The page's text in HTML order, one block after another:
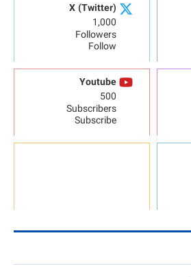
X (Twitter)
1,000
Followers
Follow
Youtube
500
Subscribers
Subscribe